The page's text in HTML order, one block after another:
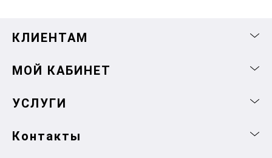
КЛИЕНТАМ
МОЙ КАБИНЕТ
УСЛУГИ
Контакты